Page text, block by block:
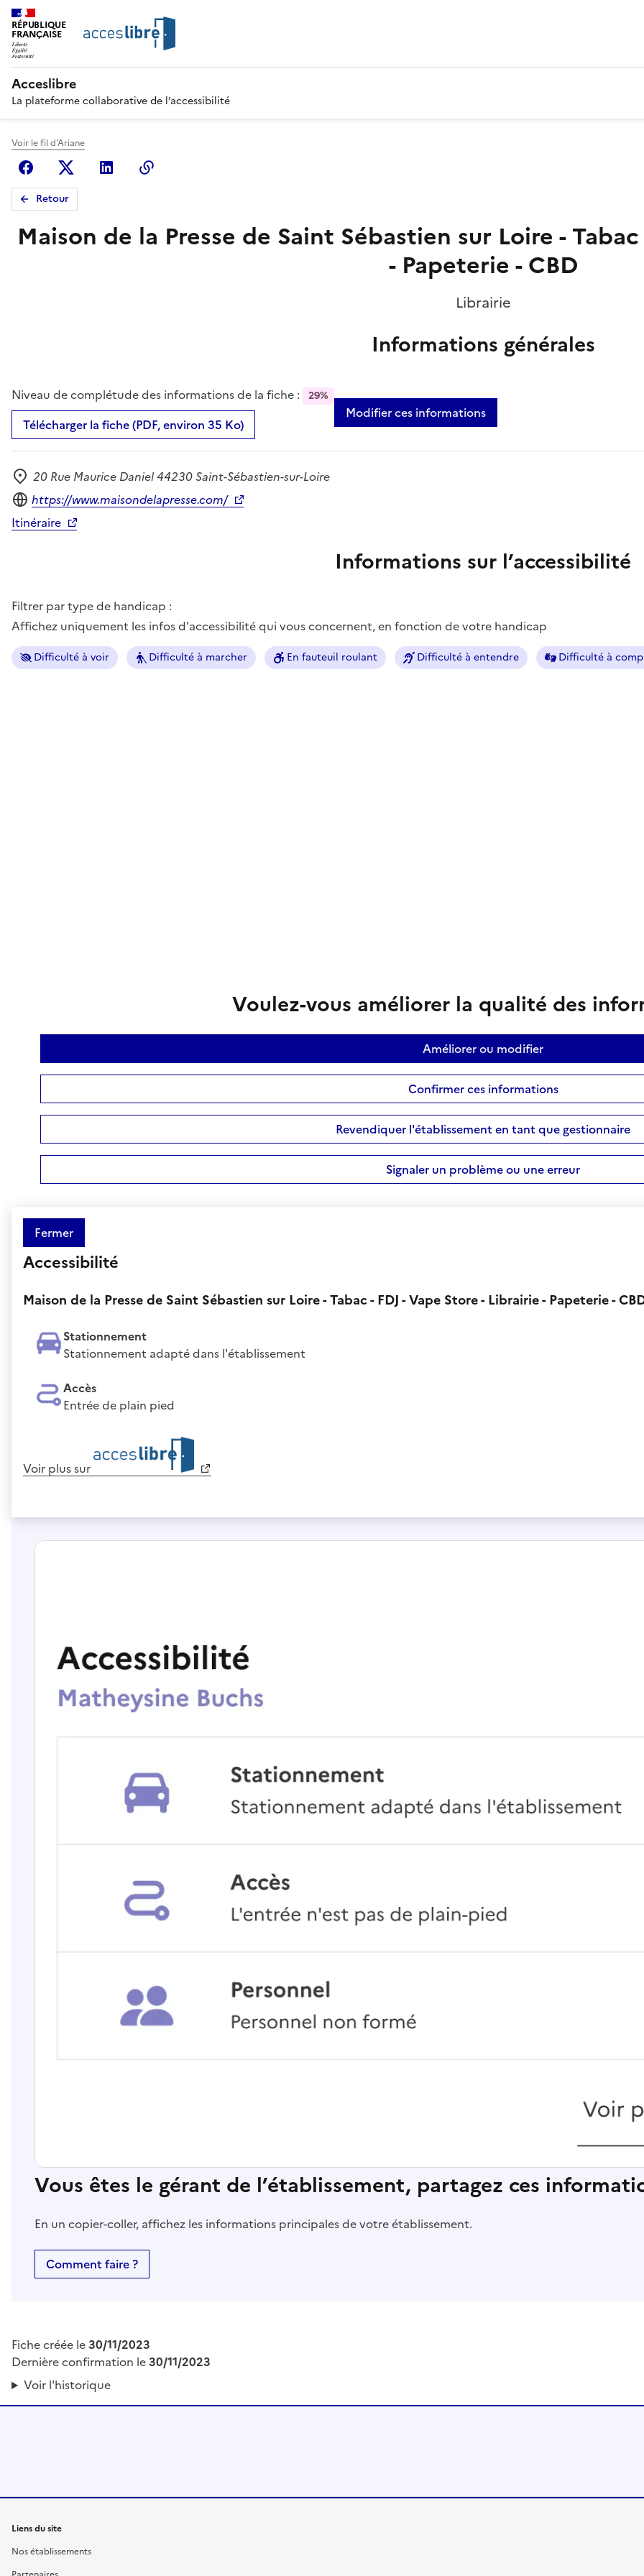
RÉPUBLIQUE
FRANÇAISE
Acceslibre
La plateforme collaborative de l’accessibilité
Voir le fil d'Ariane
FacebookX (anciennement Twitter)
Linkedin
Retour
Maison de la Presse de Saint Sébastien sur Loire -
- Papeterie - CBD
Librairie
Informations générales
Niveau de complétude des informations de la fiche : 29%
Télécharger la fiche (PDF, environ 35 Ko)
Modifier ces informations
Adresse
20 Rue Maurice Daniel 44230 Saint-Sébastien-sur-Loire
Site internet
https://www.maisondelapresse.com/
Itinéraire
Informations sur l’accessibilité
Filtrer par type de handicap :
Affichez uniquement les infos d'accessibilité qui vous concernent, en fonction de votre handicap
Difficulté à voir Difficulté à marcher En fauteuil roulant Difficulté à entendre Difficulté à
Voulez-vous améliorer la qualité des
Améliorer ou modifier
Confirmer ces informations
Revendiquer l'établissement en tant que gestionnaire
Signaler un problème ou une erreur
Fermer
Accessibilité
Maison de la Presse de Saint Sébastien sur Loire - Tabac - FDJ - Vape Store - Librairie - Papeterie -
Stationnement
Stationnement adapté dans l'établissement
Accès
Entrée de plain pied
Voir plus sur
Vous êtes le gérant de l’établissement, partagez ces
En un copier-coller, affichez les informations principales de votre établissement.
Comment faire ?
Fiche créée le30/11/2023
Dernière confirmation le30/11/2023
Voir l'historique
Liens du site
Nos établissements